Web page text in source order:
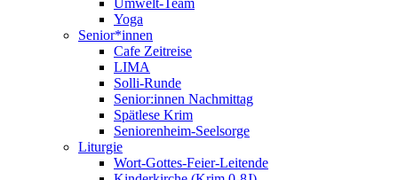
Umwelt-Team
Yoga
Senior*innen
Cafe Zeitreise
LIMA
Solli-Runde
Senior:innen Nachmittag
Spätlese Krim
Seniorenheim-Seelsorge
Liturgie
Wort-Gottes-Feier-Leitende